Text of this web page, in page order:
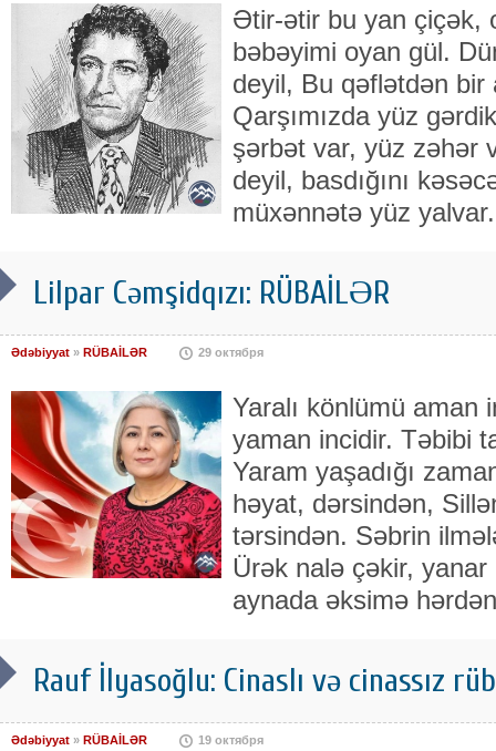
Ətir-ətir bu yan çiçək,
bəbəyimi oyan gül.
deyil, Bu qəflətdən bir
Qarşımızda yüz
şərbət var, yüz zəhər
deyil, basdığını
müxənnətə yüz
Lilpar Cəmşidqızı: RÜBAİLƏR
Ədəbiyyat » RÜBAİLƏR 29 октября
Yaralı könlümü aman
yaman incidir. Təbibi
Yaram yaşadığı
həyat, dərsindən,
tərsindən. Səbrin
Ürək nalə çəkir, yanar
aynada əksimə
Rauf İlyasoğlu: Cinaslı və cinassız
Ədəbiyyat » RÜBAİLƏR 19 октября